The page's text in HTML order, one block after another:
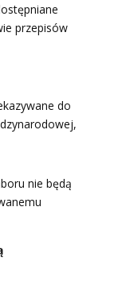
przepisów
do
nie będą